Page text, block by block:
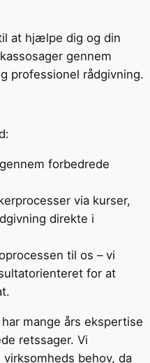
at hjælpe dig og din
gennem
professionel rådgivning.
forbedrede
via kurser,
direkte i
til os – vi
for at
mange års ekspertise
retssager. Vi
behov, da